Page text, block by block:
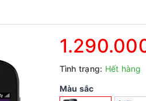
Tình trạng: Hết hàng
Màu sắc